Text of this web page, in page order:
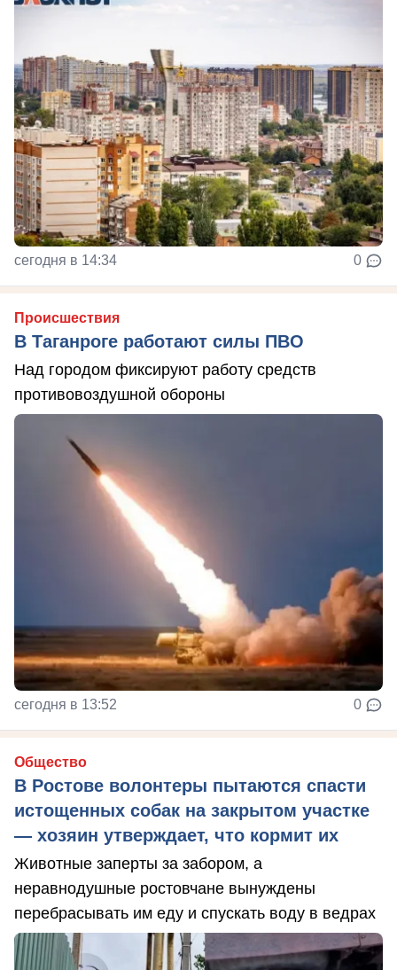
сегодня в 14:34 0
Происшествия
В Таганроге работают силы ПВО
Над городом фиксируют работу средств
противовоздушной обороны
сегодня в 13:52 0
Общество
В Ростове волонтеры пытаются спасти
истощенных собак на закрытом участке
— хозяин утверждает, что кормит их
Животные заперты за забором, а
неравнодушные ростовчане вынуждены
перебрасывать им еду и спускать воду в ведрах